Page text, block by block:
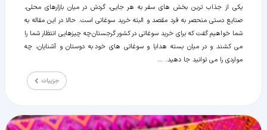
یکی از جذاب ترین بخش های سفر به هر جایی، گردش در میان بازارهای محلی،
صنایع دستی منحصر به فرد مقصد و البته خرید سوغاتی است. حالا در این مقاله به
شما خواهیم گفت که برای خرید سوغاتی در کشور گرجستان چه چیزهایی انتظار شما را
می کشند و در میان بسته هدایا و سوغاتی های خود به دوستان و آشنایان، چه
مواردی را می توانید جا دهید. ...
جزییات